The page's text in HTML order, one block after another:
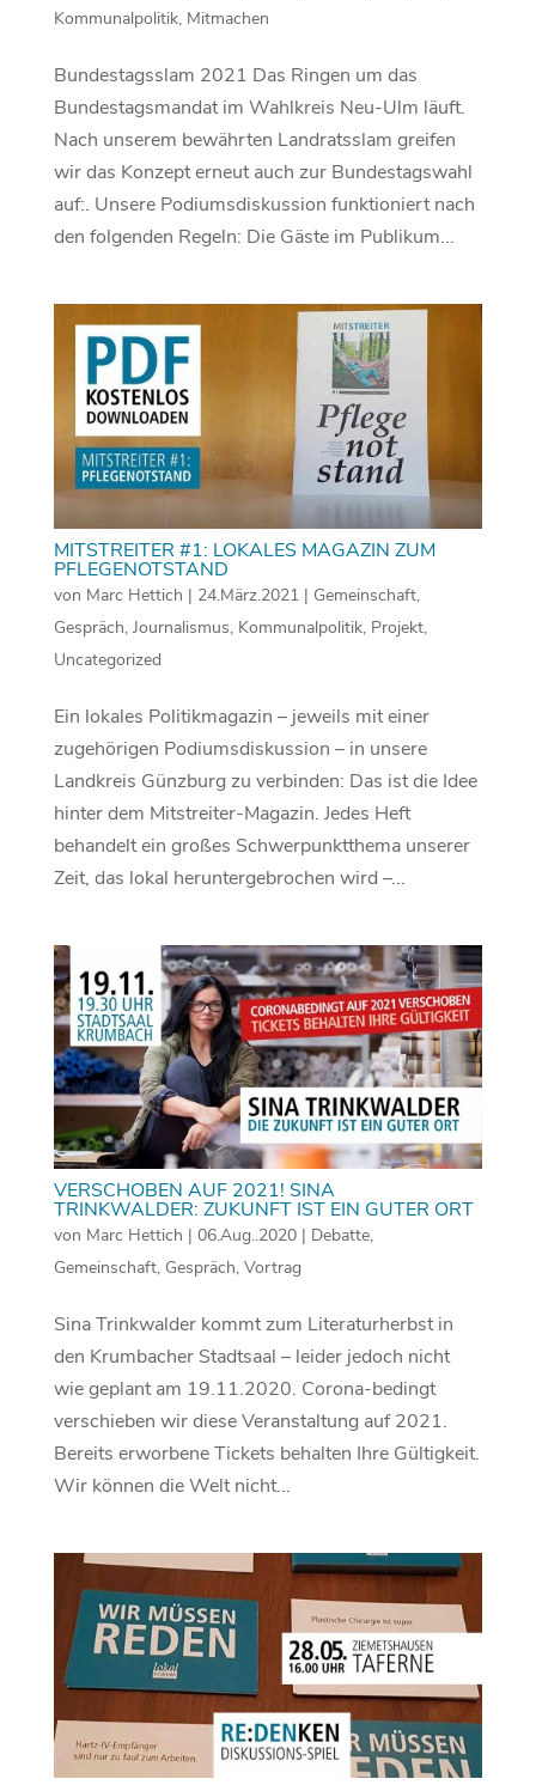
Kommunalpolitik, Mitmachen
Bundestagsslam 2021 Das Ringen um das
Bundestagsmandat im Wahlkreis Neu-Ulm läuft.
Nach unserem bewährten Landratsslam greifen
wir das Konzept erneut auch zur Bundestagswahl
auf:. Unsere Podiumsdiskussion funktioniert nach
den folgenden Regeln: Die Gäste im Publikum...
MITSTREITER #1: LOKALES MAGAZIN ZUM
PFLEGENOTSTAND
von Marc Hettich | 24.März.2021| Gemeinschaft,
Gespräch, Journalismus, Kommunalpolitik, Projekt,
Uncategorized
Ein lokales Politikmagazin – jeweils mit einer
zugehörigen Podiumsdiskussion – in unsere
Landkreis Günzburg zu verbinden: Das ist die Idee
hinter dem Mitstreiter-Magazin. Jedes Heft
behandelt ein großes Schwerpunktthema unserer
Zeit, das lokal heruntergebrochen wird –...
VERSCHOBEN AUF 2021! SINA
TRINKWALDER: ZUKUNFT IST EIN GUTER ORT
von Marc Hettich | 06.Aug..2020| Debatte,
Gemeinschaft, Gespräch, Vortrag
Sina Trinkwalder kommt zum Literaturherbst in
den Krumbacher Stadtsaal – leider jedoch nicht
wie geplant am 19.11.2020. Corona-bedingt
verschieben wir diese Veranstaltung auf 2021.
Bereits erworbene Tickets behalten Ihre Gültigkeit.
Wir können die Welt nicht...